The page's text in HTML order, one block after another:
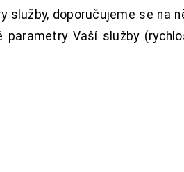
služby, doporučujeme se na
Vaší služby